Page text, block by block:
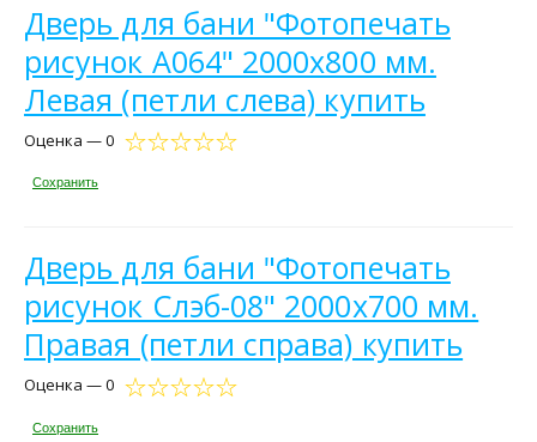
Дверь для бани "Фотопечать
рисунок А064" 2000х800 мм.
Левая (петли слева) купить
Оценка — 0
Сохранить
Дверь для бани "Фотопечать
рисунок Слэб-08" 2000х700 мм.
Правая (петли справа) купить
Оценка — 0
Сохранить